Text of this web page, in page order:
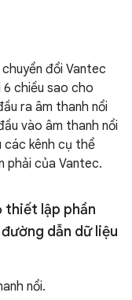
đổi Vantec
chiều sao cho
ra âm thanh nổi
vào âm thanh nổi
các kênh cụ thể
phải của Vantec.
thiết lập phần
dẫn dữ liệu
nổi.